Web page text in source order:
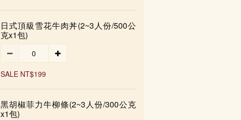
日式頂級雪花牛肉丼(2~3人份/500公
克x1包)
SALE NT$199
黑胡椒菲力牛柳條(2~3人份/300公克
x1包)